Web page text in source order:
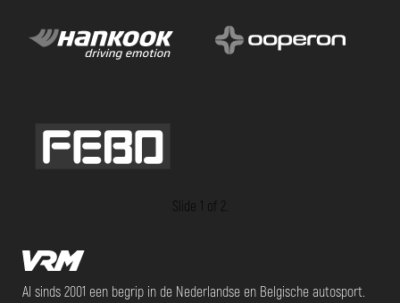
Slide 2 of 2.
Al sinds 2001 een begrip in de Nederlandse en Belgische autosport.